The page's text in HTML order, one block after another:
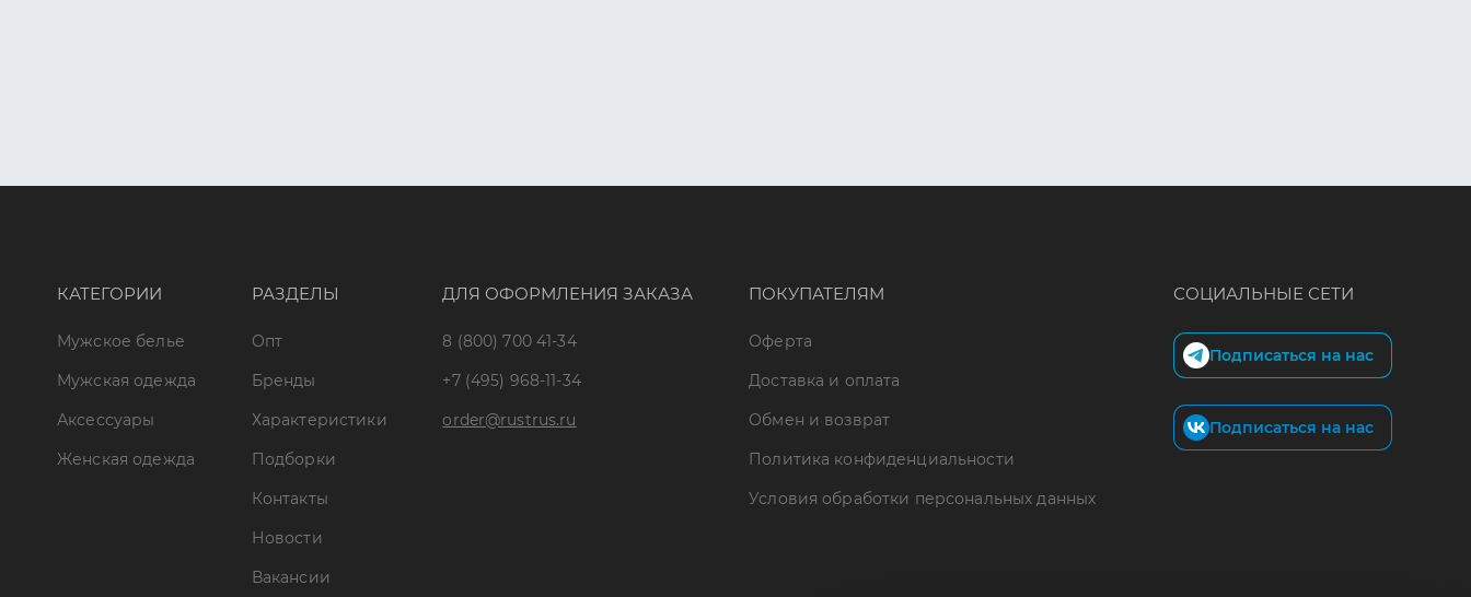
КАТЕГОРИИ
Мужское белье
Мужская одежда
Аксессуары
Женская одежда
РАЗДЕЛЫ
Опт
Бренды
Характеристики
Подборки
Контакты
Новости
Вакансии
ДЛЯ ОФОРМЛЕНИЯ ЗАКАЗА
8 (800) 700 41-34
+7 (495) 968-11-34
order@rustrus.ru
ПОКУПАТЕЛЯМ
Оферта
Доставка и оплата
Обмен и возврат
Политика конфиденциальности
Условия обработки персональных данных
СОЦИАЛЬНЫЕ СЕТИ
Подписаться на нас
Подписаться на нас